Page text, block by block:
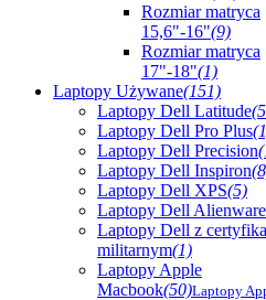
Rozmiar matryca
15,6"-16"(9)
Rozmiar matryca
17"-18"(1)
Laptopy Używane(151)
Laptopy Dell Latitude
Laptopy Dell Pro Plus
Laptopy Dell Precision
Laptopy Dell Inspiron
Laptopy Dell XPS(5)
Laptopy Dell Alienware
Laptopy Dell z
militarnym(1)
Laptopy Apple
Macbook(50)Laptopy